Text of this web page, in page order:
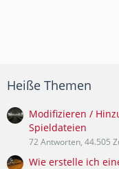
Heiße Themen
Modifizieren /
Spieldateien
72 Antworten, 44.505
Wie erstelle ich